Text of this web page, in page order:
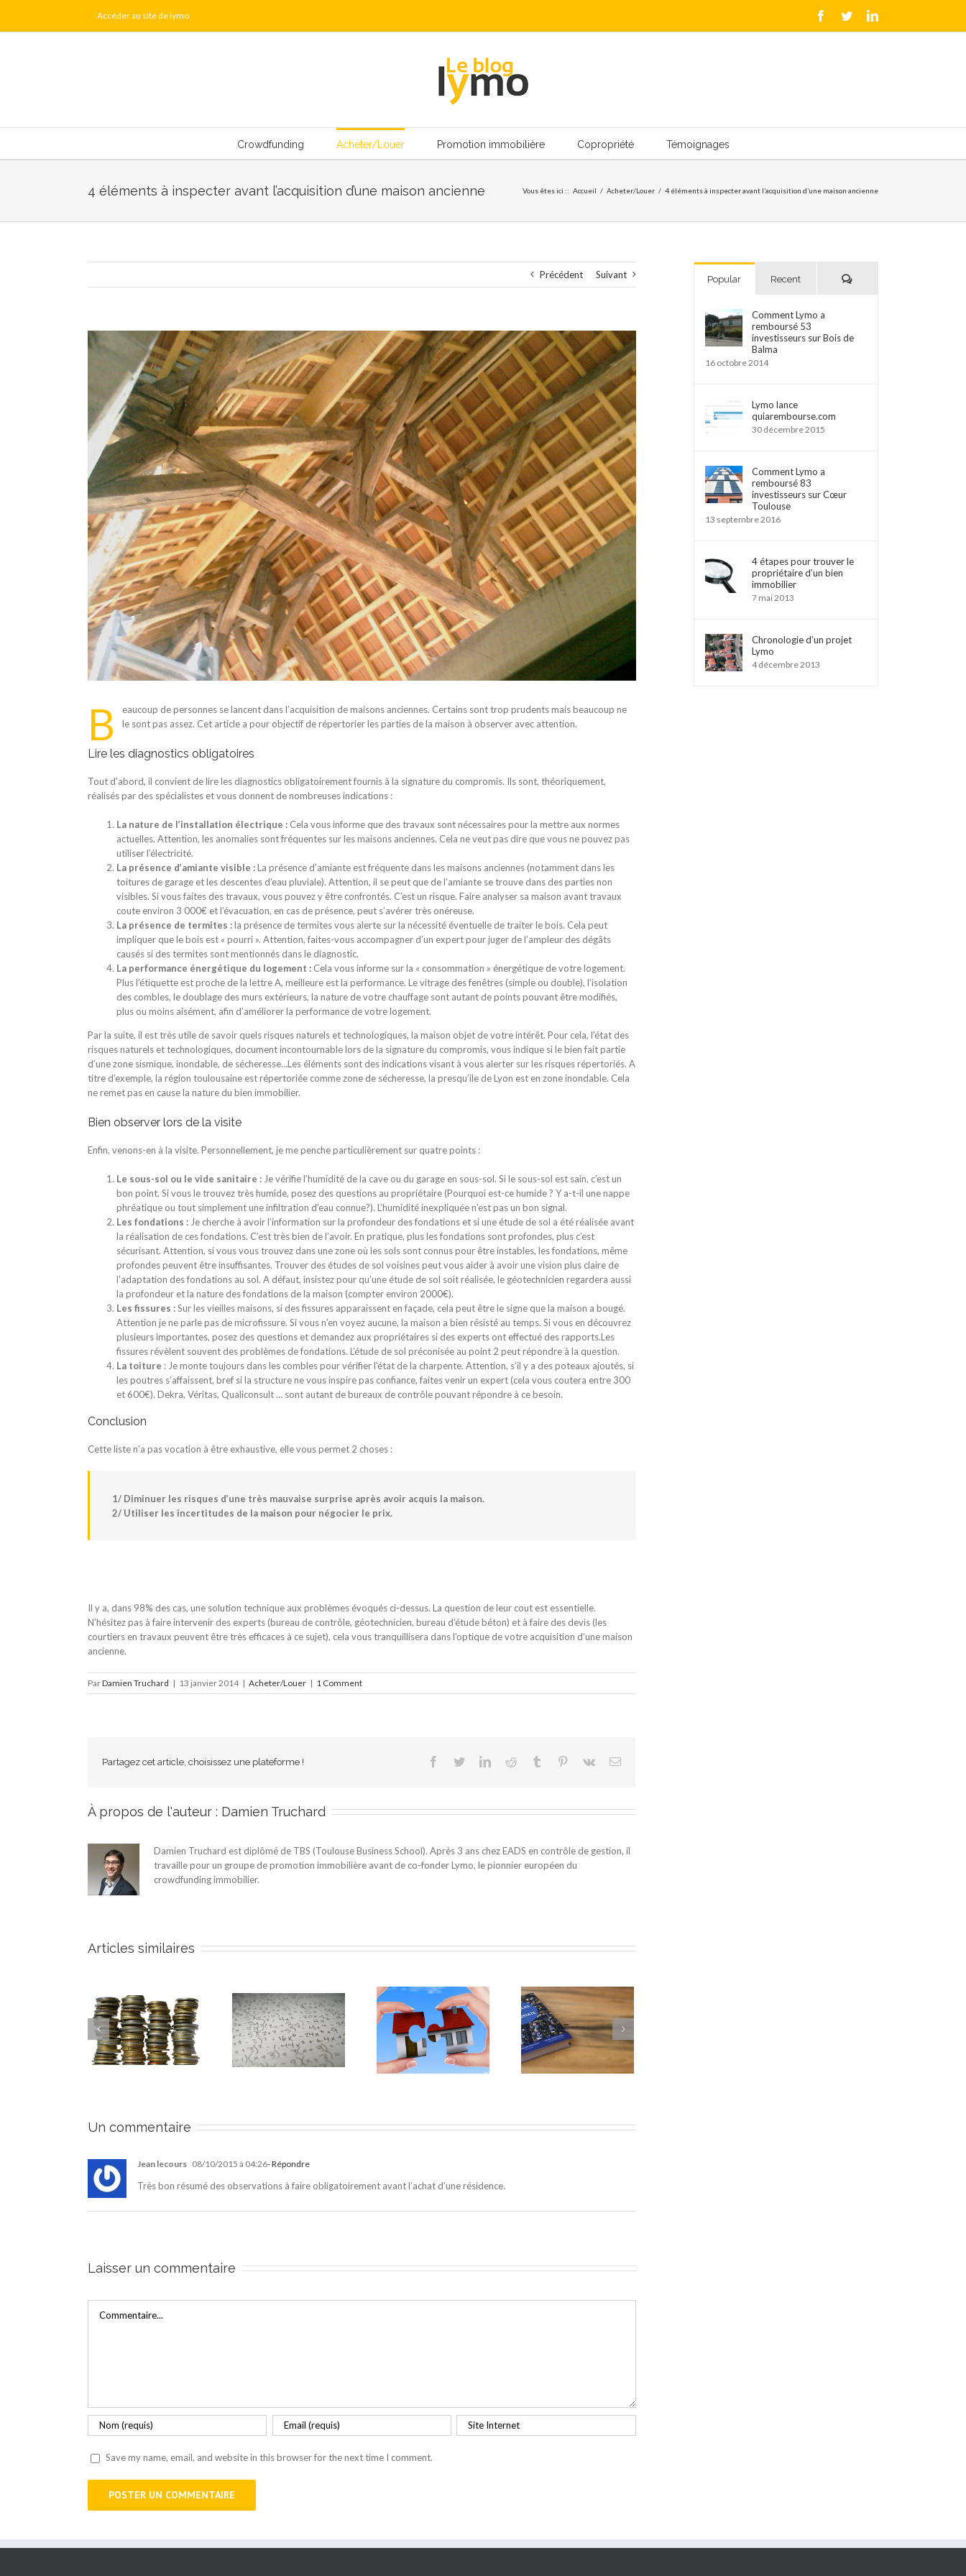
content
Accéder au site de lymo Facebook
TwitterLinkedIn
Crowdfunding Acheter/Louer Promotion immobilière Copropriété Témoignages
4 éléments à inspecter avant l’acquisition d’une maison ancienne Vous êtes ici :: Accueil / Acheter/Louer / 4 éléments à inspecter avant l’acquisition d’une maison ancienne
Précédent Suivant
Voir
l'image
agrandie
B
eaucoup de personnes se lancent dans l’acquisition de maisons anciennes. Certains sont trop prudents mais beaucoup ne
le sont pas assez. Cet article a pour objectif de répertorier les parties de la maison à observer avec attention.
Lire les diagnostics obligatoires
Tout d’abord, il convient de lire les diagnostics obligatoirement fournis à la signature du compromis. Ils sont, théoriquement,
réalisés par des spécialistes et vous donnent de nombreuses indications :
La nature de l’installation électrique : Cela vous informe que des travaux sont nécessaires pour la mettre aux normes
actuelles. Attention, les anomalies sont fréquentes sur les maisons anciennes. Cela ne veut pas dire que vous ne pouvez pas
utiliser l’électricité.
La présence d’amiante visible :La présence d’amiante est fréquente dans les maisons anciennes (notamment dans les
toitures de garage et les descentes d’eau pluviale). Attention, il se peut que de l’amiante se trouve dans des parties non
visibles. Si vous faites des travaux, vous pouvez y être confrontés. C’est un risque. Faire analyser sa maison avant travaux
coute environ 3 000€ et l’évacuation, en cas de présence, peut s’avérer très onéreuse.
La présence de termites :la présence de termites vous alerte sur la nécessité éventuelle de traiter le bois. Cela peut
impliquer que le bois est « pourri ». Attention, faites-vous accompagner d’un expert pour juger de l’ampleur des dégâts
causés si des termites sont mentionnés dans le diagnostic.
La performance énergétique du logement : Cela vous informe sur la « consommation » énergétique de votre logement.
Plus l’étiquette est proche de la lettre A, meilleure est la performance. Le vitrage des fenêtres (simple ou double), l’isolation
des combles, le doublage des murs extérieurs, la nature de votre chauffage sont autant de points pouvant être modifiés,
plus ou moins aisément, afin d’améliorer la performance de votre logement.
Par la suite, il est très utile de savoir quels risques naturels et technologiques, la maison objet de votre intérêt. Pour cela, l’état des
risques naturels et technologiques, document incontournable lors de la signature du compromis, vous indique si le bien fait partie
d’une zone sismique, inondable, de sécheresse…Les éléments sont des indications visant à vous alerter sur les risques répertoriés. A
titre d’exemple, la région toulousaine est répertoriée comme zone de sécheresse, la presqu’ile de Lyon est en zone inondable. Cela
ne remet pas en cause la nature du bien immobilier.
Bien observer lors de la visite
Enfin, venons-en à la visite. Personnellement, je me penche particulièrement sur quatre points :
Le sous-sol ou le vide sanitaire : Je vérifie l’humidité de la cave ou du garage en sous-sol. Si le sous-sol est sain, c’est un
bon point. Si vous le trouvez très humide, posez des questions au propriétaire (Pourquoi est-ce humide ? Y a-t-il une nappe
phréatique ou tout simplement une infiltration d’eau connue?). L’humidité inexpliquée n’est pas un bon signal.
Les fondations : Je cherche à avoir l’information sur la profondeur des fondations et si une étude de sol a été réalisée avant
la réalisation de ces fondations. C’est très bien de l’avoir. En pratique, plus les fondations sont profondes, plus c’est
sécurisant. Attention, si vous vous trouvez dans une zone où les sols sont connus pour être instables, les fondations, même
profondes peuvent être insuffisantes. Trouver des études de sol voisines peut vous aider à avoir une vision plus claire de
l’adaptation des fondations au sol. A défaut, insistez pour qu’une étude de sol soit réalisée, le géotechnicien regardera aussi
la profondeur et la nature des fondations de la maison (compter environ 2000€).
Les fissures :Sur les vieilles maisons, si des fissures apparaissent en façade, cela peut être le signe que la maison a bougé.
Attention je ne parle pas de microfissure. Si vous n’en voyez aucune, la maison a bien résisté au temps. Si vous en découvrez
plusieurs importantes, posez des questions et demandez aux propriétaires si des experts ont effectué des rapports.Les
fissures révèlent souvent des problèmes de fondations. L’étude de sol préconisée au point 2 peut répondre à la question.
La toiture : Je monte toujours dans les combles pour vérifier l’état de la charpente. Attention, s’il y a des poteaux ajoutés, si
les poutres s’affaissent, bref si la structure ne vous inspire pas confiance, faites venir un expert (cela vous coutera entre 300
et 600€). Dekra, Véritas, Qualiconsult … sont autant de bureaux de contrôle pouvant répondre à ce besoin.
Conclusion
Cette liste n’a pas vocation à être exhaustive, elle vous permet 2 choses :
1/ Diminuer les risques d’une très mauvaise surprise après avoir acquis la maison.
2/ Utiliser les incertitudes de la maison pour négocier le prix.
Il y a, dans 98% des cas, une solution technique aux problèmes évoqués ci-dessus. La question de leur cout est essentielle.
N’hésitez pas à faire intervenir des experts (bureau de contrôle, géotechnicien, bureau d’étude béton) et à faire des devis (les
courtiers en travaux peuvent être très efficaces à ce sujet), cela vous tranquillisera dans l’optique de votre acquisition d’une maison
ancienne.
ParDamien Truchard | 13 janvier 2014 | Acheter/Louer | 1 Comment
Partagez cet article, choisissez une plateforme ! Facebook
TwitterLinkedInReddit Tumblr Pinterest
Vk Email
À propos de l'auteur : Damien Truchard
Damien Truchard est diplômé de TBS (Toulouse Business School). Après 3 ans chez EADS en contrôle de gestion, il
travaille pour un groupe de promotion immobilière avant de co-fonder Lymo, le pionnier européen du
crowdfunding immobilier.
Articles similaires
Qu’est-ce que la
rentabilité d’un
investissement
locatif ?
L’investissement en
nue-propriété dans
l’ancien et ses
avantages
15 anecdotes sur
l’immobilier US
grâce à Zillow
Pourquoi nous
aimons les mini-
Un commentaire
Jean lecours 08/10/2015 à 04:26- Répondre
Très bon résumé des observations à faire obligatoirement avant l’achat d’une résidence.
Laisser un commentaire
Save my name, email, and website in this browser for the next time I comment.
Popular Recent Comments
Comment Lymo a
remboursé 53
investisseurs sur Bois de
Balma
16 octobre 2014
Lymo lance
quiarembourse.com
30 décembre 2015
Comment Lymo a
remboursé 83
investisseurs sur Cœur
Toulouse
13 septembre 2016
4 étapes pour trouver le
propriétaire d’un bien
immobilier
7 mai 2013
Chronologie d’un projet
Lymo
4 décembre 2013